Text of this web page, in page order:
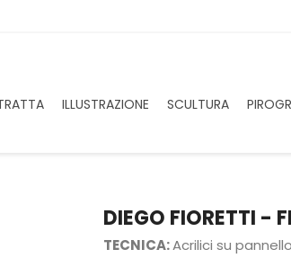
ILLUSTRAZIONE SCULTURA
DIEGO FIORETTI -
TECNICA:Acrilici su